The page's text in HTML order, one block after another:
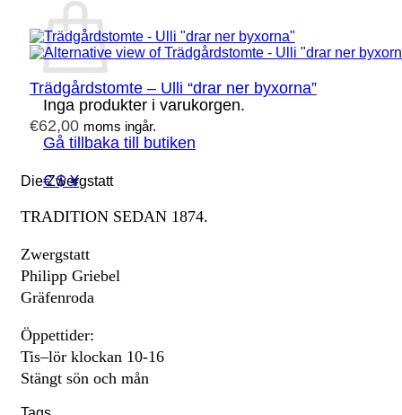
Inga produkter i varukorgen.
Gå tillbaka till butiken
€ $ ¥
Trädgårdstomte – Ulli “drar ner byxorna”
€62,00 moms ingår.
Die Zwergstatt
TRADITION SEDAN 1874.
Zwergstatt
Philipp Griebel
Gräfenroda
Öppettider:
Tis–lör klockan 10-16
Stängt sön och mån